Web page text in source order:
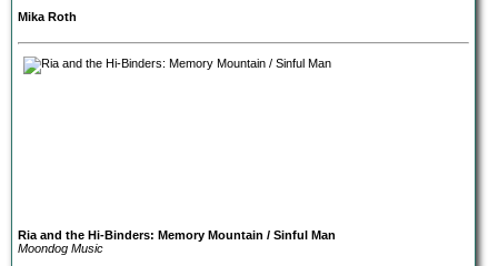
Mika Roth
Ria and the Hi-Binders: Memory Mountain / Sinful Man
Moondog Music